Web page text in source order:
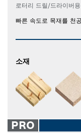
로터리 드릴/드라이버용
빠른 속도로 목재를 천공
소재
PRO